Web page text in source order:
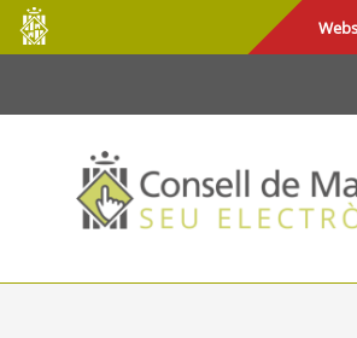
Saltar al contenido principal
Consell
de
Mallorca